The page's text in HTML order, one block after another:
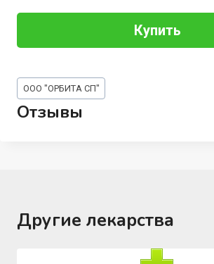
Купить
Метки
записи:
ООО "ОРБИТА СП"
Отзывы
Другие лекарства